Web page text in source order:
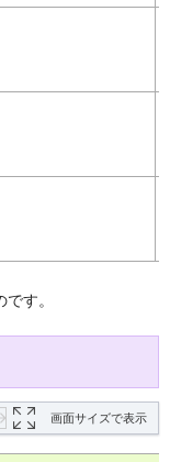
す。
画面サイズで表示